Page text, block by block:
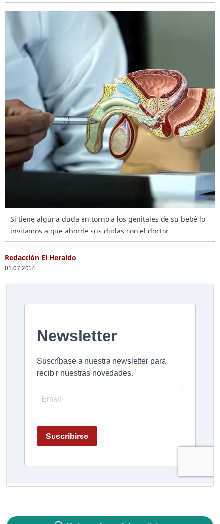
Si tiene alguna duda en torno a los genitales de su bebé lo
invitamos a que aborde sus dudas con el doctor.
Redacción El Heraldo
01.07.2014